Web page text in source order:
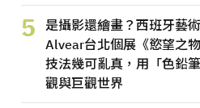
5
是攝影還繪畫？西班牙藝
Alvear台北個展《慾望之
技法幾可亂真，用「色鉛
觀與巨觀世界